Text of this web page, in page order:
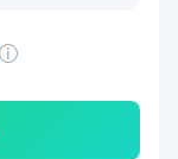
i